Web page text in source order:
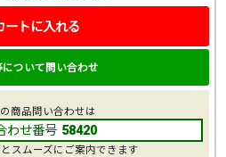
ートに入れる
ついて問い合わせ
商品問い合わせは
わせ番号 58420
スムーズにご案内できます